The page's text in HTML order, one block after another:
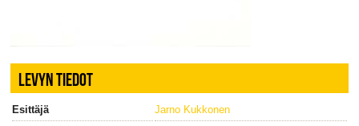
LEVYN TIEDOT
Esittäjä
Jarno Kukkonen